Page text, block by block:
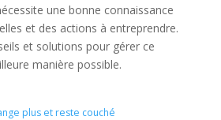
une bonne connaissance
et des actions à entreprendre.
et solutions pour gérer ce
manière possible.
plus et reste couché